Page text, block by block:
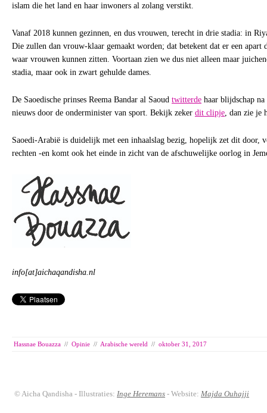
islam die het land en haar inwoners al zolang verstikt.
Vanaf 2018 kunnen gezinnen, en dus vrouwen, terecht in drie stadia: in
Die zullen dan vrouw-klaar gemaakt worden; dat betekent dat er een apart
waar vrouwen kunnen zitten. Voortaan zien we dus niet alleen maar
stadia, maar ook in zwart gehulde dames.
De Saoedische prinses Reema Bandar al Saoud twitterde haar blijdschap
nieuws door de onderminister van sport. Bekijk zeker dit clipje , dan zie je
Saoedi-Arabië is duidelijk met een inhaalslag bezig, hopelijk zet dit door,
rechten -en komt ook het einde in zicht van de afschuwelijke oorlog in
info[at]aichaqandisha.nl
Hassnae Bouazza // Opinie // Arabische wereld // oktober 31, 2017
© Aicha Qandisha - Illustraties: Inge Heremans - Website: Majda Ouhajji